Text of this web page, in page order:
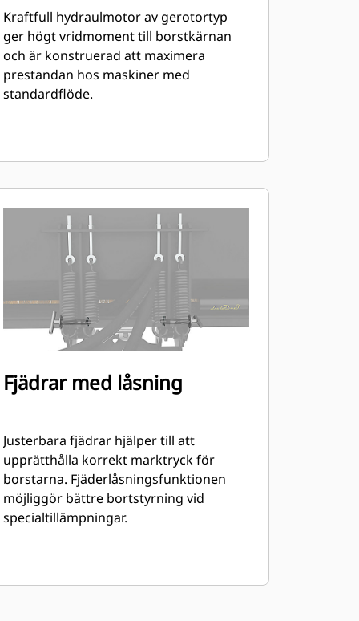
Kraftfull hydraulmotor av gerotortyp
ger högt vridmoment till borstkärnan
och är konstruerad att maximera
prestandan hos maskiner med
standardflöde.
Fjädrar med låsning
Justerbara fjädrar hjälper till att
upprätthålla korrekt marktryck för
borstarna. Fjäderlåsningsfunktionen
möjliggör bättre bortstyrning vid
specialtillämpningar.